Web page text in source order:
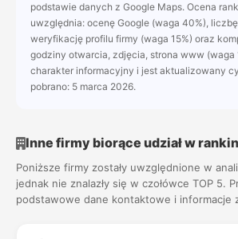
podstawie danych z Google Maps. Ocena
uwzględnia: ocenę Google (waga 40%),
weryfikację profilu firmy (waga 15%) oraz
godziny otwarcia, zdjęcia, strona www (waga
charakter informacyjny i jest aktualizowany
pobrano: 5 marca 2026.
Inne firmy biorące udział w
Poniższe firmy zostały uwzględnione w
jednak nie znalazły się w czołówce TOP 5.
podstawowe dane kontaktowe i informacje